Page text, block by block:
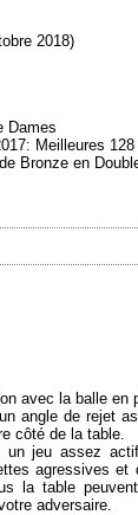
2018)
Dames
Meilleures
Bronze en
avec la balle en
angle de rejet
côté de la table.
un jeu assez
agressives et
la table
adversaire.